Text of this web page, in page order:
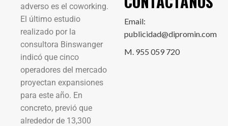
adverso es el coworking.
El último estudio
realizado por la
consultora Binswanger
indicó que cinco
operadores del mercado
proyectan expansiones
para este año. En
concreto, previó que
alrededor de 13,300
Email:
publicidad@dipromin.com
M. 955 059 720